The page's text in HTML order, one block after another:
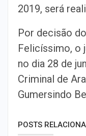
2019, será
Por decisão
Felicíssimo, o
no dia 28 de
Criminal de
Gumersindo
POSTS